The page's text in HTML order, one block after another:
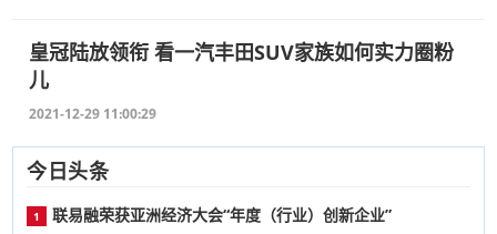
皇冠陆放领衔 看一汽丰田SUV家族如何实力圈粉
儿
2021-12-29 11:00:29
今日头条
1 联易融荣获亚洲经济大会“年度（行业）创新企业”